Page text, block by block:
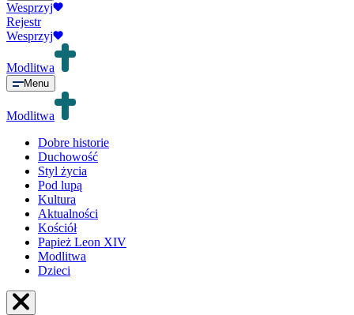
Wesprzyj
Rejestr
Wesprzyj
Modlitwa
Menu
Modlitwa
Dobre historie
Duchowość
Styl życia
Pod lupą
Kultura
Aktualności
Kościół
Papież Leon XIV
Modlitwa
Dzieci